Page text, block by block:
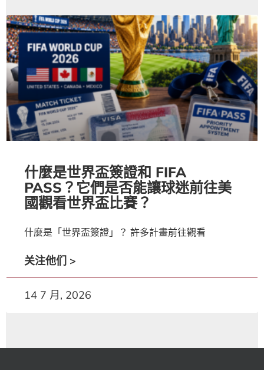
什麼是世界盃簽證和 FIFA
PASS？它們是否能讓球迷前往美
國觀看世界盃比賽？
什麼是「世界盃簽證」？ 許多計畫前往觀看
关注他们 >
14 7 月, 2026